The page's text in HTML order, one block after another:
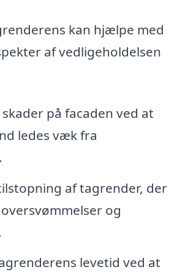
kan hjælpe med
af vedligeholdelsen
på facaden ved at
ledes væk fra
af tagrender, der
og
levetid ved at